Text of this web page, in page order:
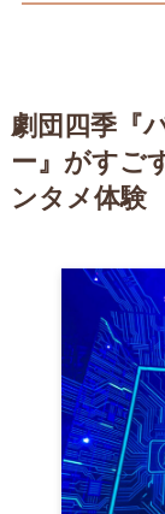
劇団四季『
ー』がすご
ンタメ体験